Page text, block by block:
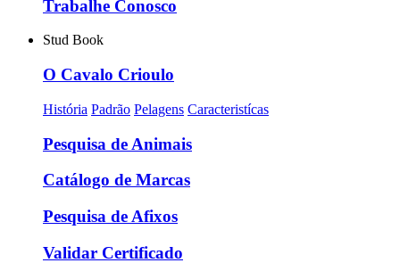
Trabalhe Conosco
Stud Book
O Cavalo Crioulo
História Padrão Pelagens Caracteristícas
Pesquisa de Animais
Catálogo de Marcas
Pesquisa de Afixos
Validar Certificado